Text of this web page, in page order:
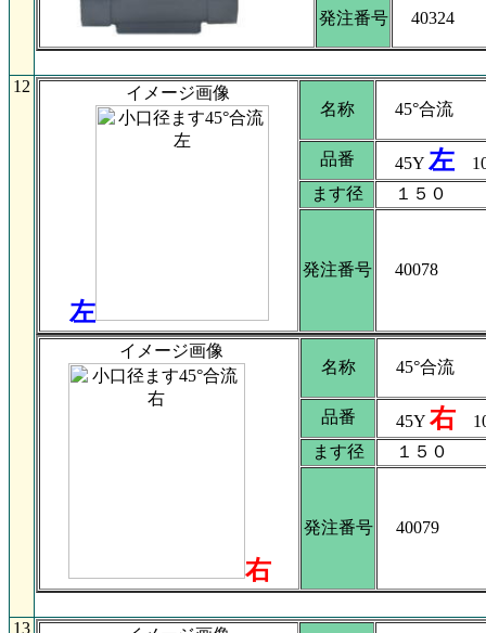
発注番号 40324
12 イメージ画像
左
名称 45°合流
品番 45Y 左
ます径
１５０
発注番号 40078
イメージ画像
右
名称 45°合流
品番 45Y 右
ます径
１５０
発注番号 40079
13